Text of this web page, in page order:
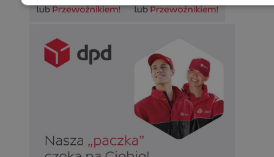
Niezbędne Wydajność
Niesklasyfikowane
Niezbędne Wydajność Targetowanie